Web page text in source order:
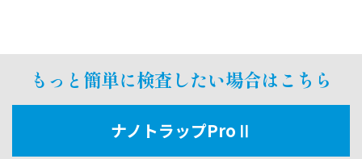
もっと簡単に検査したい場合はこちら
ナノトラップProⅡ